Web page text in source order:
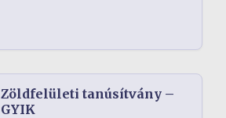
Zöldfelületi tanúsítvány –
GYIK